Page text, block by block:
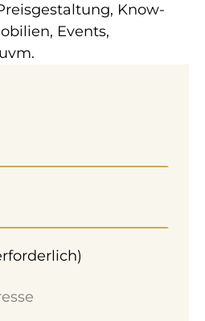
IN
–
& FLEXIBEL
Know-
Events,